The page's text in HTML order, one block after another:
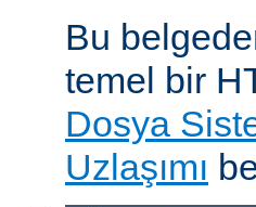
Bu
temel bir
Dosya
Uzlaşımı